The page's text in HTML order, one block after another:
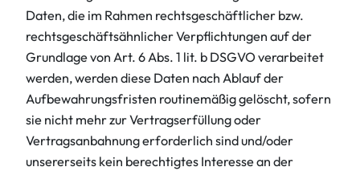
Daten, die im Rahmen rechtsgeschäftlicher bzw.
rechtsgeschäftsähnlicher Verpflichtungen auf der
Grundlage von Art. 6 Abs. 1 lit. b DSGVO verarbeitet
werden, werden diese Daten nach Ablauf der
Aufbewahrungsfristen routinemäßig gelöscht, sofern
sie nicht mehr zur Vertragserfüllung oder
Vertragsanbahnung erforderlich sind und/oder
unsererseits kein berechtigtes Interesse an der